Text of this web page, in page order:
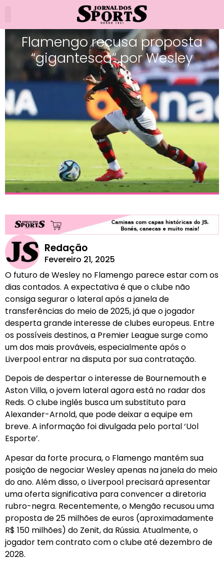
Flamengo recusa proposta
“gigantesca” por Wesley
Redação
Fevereiro 21, 2025
O futuro de Wesley no Flamengo parece estar com os
dias contados. A expectativa é que o clube não
consiga segurar o lateral após a janela de
transferências do meio de 2025, já que o jogador
desperta grande interesse de clubes europeus. Entre
os possíveis destinos, a Premier League surge como
um dos mais prováveis, especialmente após o
Liverpool entrar na disputa por sua contratação.
Depois de despertar o interesse de Bournemouth e
Aston Villa, o jovem lateral agora está no radar dos
Reds. O clube inglês busca um substituto para
Alexander-Arnold, que pode deixar a equipe em
breve. A informação foi divulgada pelo portal ‘Uol
Esporte’.
Apesar da forte procura, o Flamengo mantém sua
posição de negociar Wesley apenas na janela do meio
do ano. Além disso, o Liverpool precisará apresentar
uma oferta significativa para convencer a diretoria
rubro-negra. Recentemente, o Mengão recusou uma
proposta de 25 milhões de euros (aproximadamente
R$ 150 milhões) do Zenit, da Rússia. Atualmente, o
jogador tem contrato com o clube até dezembro de
2028.